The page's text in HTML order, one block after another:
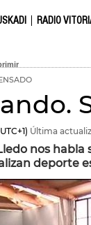
RADIO
Última
nos
deporte